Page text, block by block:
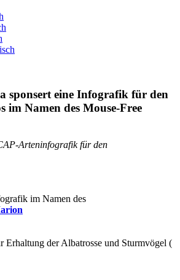
sponsert eine Infografik für den
im Namen des Mouse-Free
Arteninfografik für den
im Namen des
Erhaltung der Albatrosse und Sturmvögel (